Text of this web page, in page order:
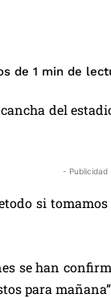
de 1 min de
del
- Publicidad
si
se han
para mañana”